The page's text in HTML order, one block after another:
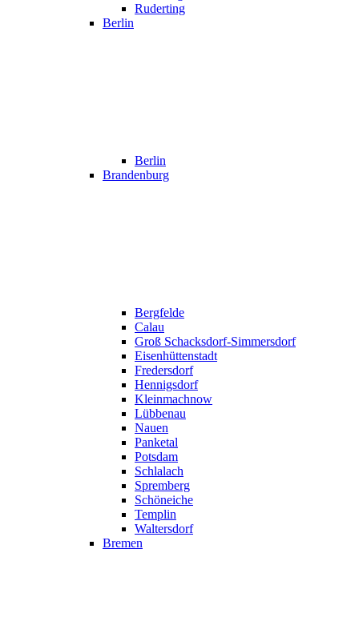
Ruderting
Berlin
Berlin
Brandenburg
Bergfelde
Calau
Groß Schacksdorf-Simmersdorf
Eisenhüttenstadt
Fredersdorf
Hennigsdorf
Kleinmachnow
Lübbenau
Nauen
Panketal
Potsdam
Schlalach
Spremberg
Schöneiche
Templin
Waltersdorf
Bremen